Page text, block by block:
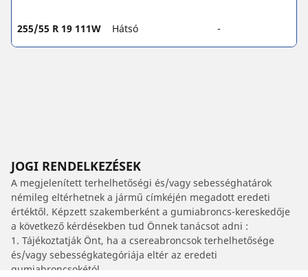
255/55 R 19 111W Hátsó -
JOGI RENDELKEZÉSEK
A megjelenített terhelhetőségi és/vagy sebességhatárok
némileg eltérhetnek a jármű címkéjén megadott eredeti
értéktől. Képzett szakemberként a gumiabroncs-kereskedője
a következő kérdésekben tud Önnek tanácsot adni :
1. Tájékoztatják Önt, ha a csereabroncsok terhelhetősége
és/vagy sebességkategóriája eltér az eredeti
gumiabroncsokétól.